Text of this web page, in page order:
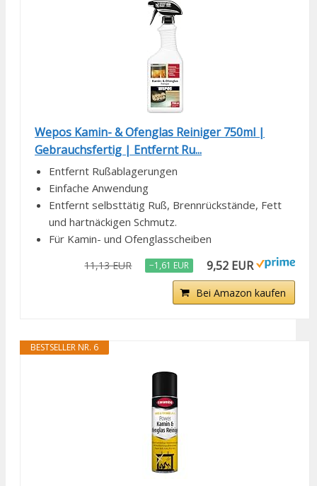
Wepos Kamin- & Ofenglas Reiniger 750ml |
Gebrauchsfertig | Entfernt Ru...
Entfernt Rußablagerungen
Einfache Anwendung
Entfernt selbsttätig Ruß, Brennrückstände, Fett
und hartnäckigen Schmutz.
Für Kamin- und Ofenglasscheiben
11,13 EUR −1,61 EUR 9,52 EUR
Bei Amazon kaufen
BESTSELLER NR. 6